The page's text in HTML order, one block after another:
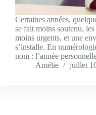
Certaines années,
se fait moins soutenu,
moins urgents, et une
s’installe. En
nom : l’année
Amélie
juillet